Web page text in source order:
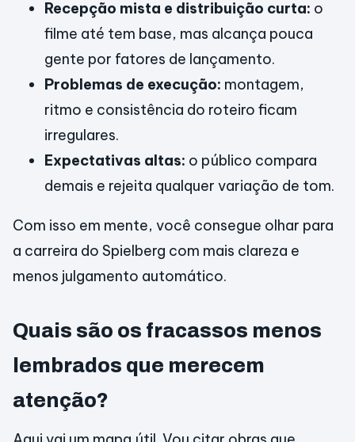
Recepção mista e distribuição curta: o
filme até tem base, mas alcança pouca
gente por fatores de lançamento.
Problemas de execução: montagem,
ritmo e consistência do roteiro ficam
irregulares.
Expectativas altas: o público compara
demais e rejeita qualquer variação de tom.
Com isso em mente, você consegue olhar para
a carreira do Spielberg com mais clareza e
menos julgamento automático.
Quais são os fracassos menos
lembrados que merecem
atenção?